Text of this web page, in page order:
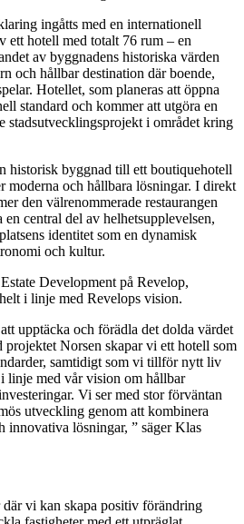
ingåtts med en internationell
ett hotell med totalt 76 rum – en
av byggnadens historiska värden
och hållbar destination där boende,
Hotellet, som planeras att öppna
standard och kommer att utgöra en
stadsutvecklingsprojekt i området kring
historisk byggnad till ett boutiquehotell
moderna och hållbara lösningar. I direkt
den välrenommerade restaurangen
central del av helhetsupplevelsen,
identitet som en dynamisk
och kultur.
Development på Revelop,
i linje med Revelops vision.
upptäcka och förädla det dolda värdet
Norsen skapar vi ett hotell som
samtidigt som vi tillför nytt liv
linje med vår vision om hållbar
Vi ser med stor förväntan
utveckling genom att kombinera
innovativa lösningar, ” säger Klas
vi kan skapa positiv förändring